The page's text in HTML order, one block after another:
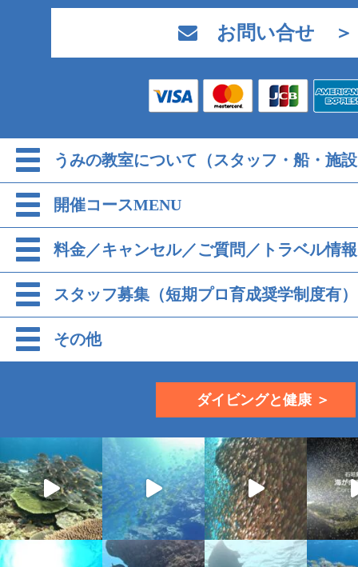
お問い合せ ＞
うみの教室について（スタッフ・船・施
開催コースMENU
料金／キャンセル／ご質問／トラベル情報
スタッフ募集（短期プロ育成奨学制度有）
その他
ダイビングと健康 ＞